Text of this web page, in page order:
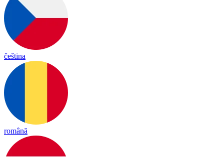
čeština
română